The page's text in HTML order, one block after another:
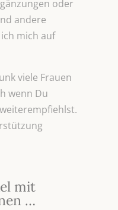
oder
andere
mich auf
viele Frauen
wenn Du
mit
…